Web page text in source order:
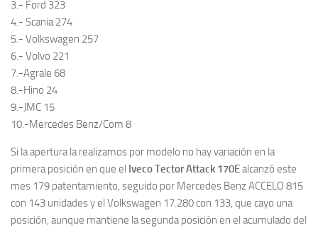
3.- Ford 323
4.- Scania 274
5.- Volkswagen 257
6.- Volvo 221
7.-Agrale 68
8.-Hino 24
9.-JMC 15
10.-Mercedes Benz/Com 8
Si la apertura la realizamos por modelo no hay variación en la
primera posición en que el
Iveco Tector Attack 170Ealcanzó este
mes 179 patentamiento, seguido por Mercedes Benz ACCELO 815
con 143 unidades y el Volkswagen 17.280 con 133, que cayo una
posición, aunque mantiene la segunda posición en el acumulado del